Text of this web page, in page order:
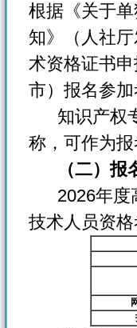
根据《关于
知》（人社
术资格证书
市）报名参加
知识产权
称，可作为
（二）报
2026年度
技术人员资